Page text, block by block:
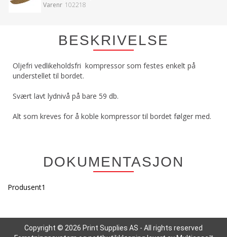
Varenr 102218
BESKRIVELSE
Oljefri vedlikeholdsfri kompressor som festes enkelt på
understellet til bordet.
Svært lavt lydnivå på bare 59 db.
Alt som kreves for å koble kompressor til bordet følger med.
DOKUMENTASJON
Produsent1
Copyright © 2026 Print Supplies AS - All rights reserved